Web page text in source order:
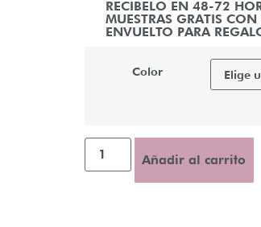
RECÍBELO EN 48-72
MUESTRAS GRATIS
ENVUELTO PARA
Color
Añadir al carrito